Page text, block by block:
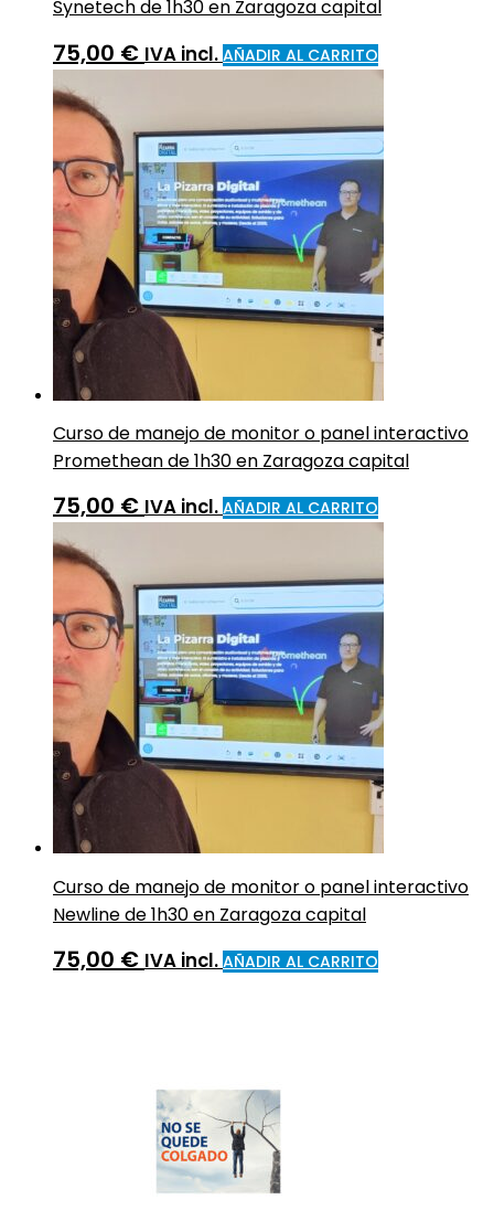
Synetech de 1h30 en Zaragoza capital
75,00 € IVA incl. AÑADIR AL CARRITO
Curso de manejo de monitor o panel interactivo
Promethean de 1h30 en Zaragoza capital
75,00 € IVA incl. AÑADIR AL CARRITO
Curso de manejo de monitor o panel interactivo
Newline de 1h30 en Zaragoza capital
75,00 € IVA incl. AÑADIR AL CARRITO